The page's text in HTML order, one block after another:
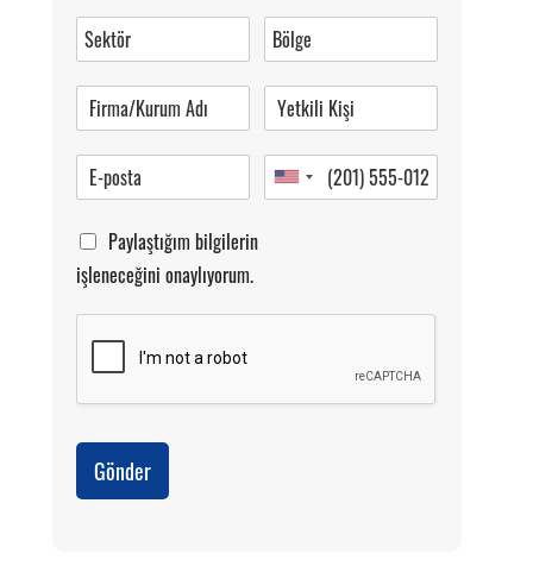
0 (216) 462 49 34
Pazartesi-Cumartesi 09.00-20.00
Paylaştığım bilgilerin
işleneceğini onaylıyorum.
Gönder